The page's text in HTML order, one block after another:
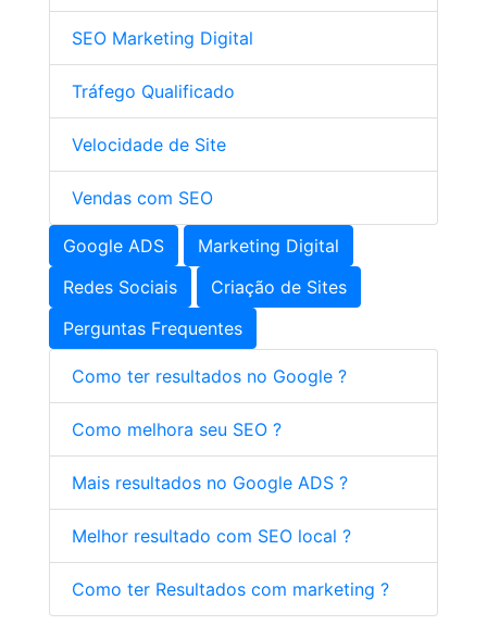
SEO Marketing Digital
Tráfego Qualificado
Velocidade de Site
Vendas com SEO
Google ADS
Marketing Digital
Redes Sociais
Criação de Sites
Perguntas Frequentes
Como ter resultados no Google ?
Como melhora seu SEO ?
Mais resultados no Google ADS ?
Melhor resultado com SEO local ?
Como ter Resultados com marketing ?